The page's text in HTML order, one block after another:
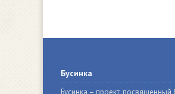
Бусинка
Бусинка – проект,